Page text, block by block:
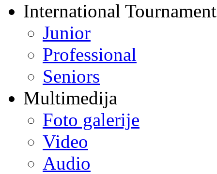
International
Junior
Professional
Seniors
Multimedija
Foto galerije
Video
Audio